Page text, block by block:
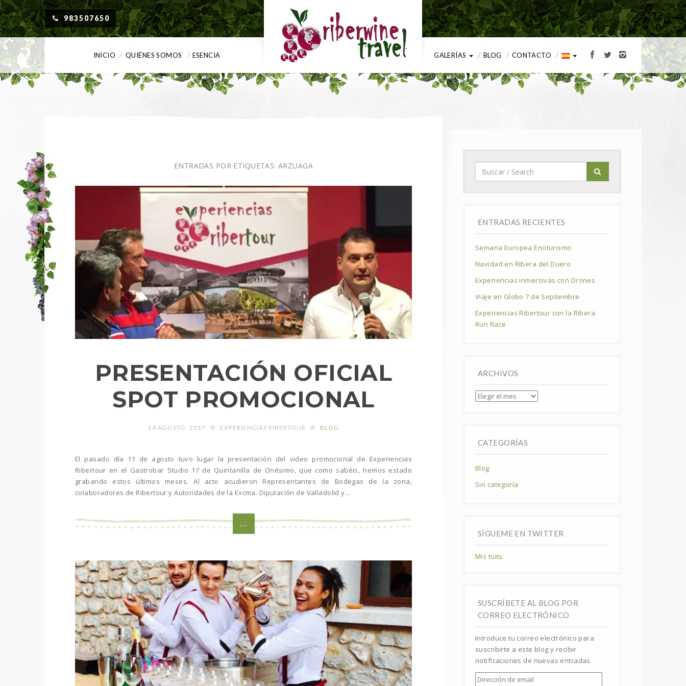
983507650
INICIO QUIÉNES SOMOS ESENCIA GALERÍAS BLOG CONTACTO
ENTRADAS POR ETIQUETAS: ARZUAGA
PRESENTACIÓN OFICIAL
SPOT PROMOCIONAL
24 AGOSTO, 2017 EXPERIENCIAS RIBERTOUR BLOG
El pasado día 11 de agosto tuvo lugar la presentación del video promocional de Experiencias
Ribertour en el Gastrobar Studio 17 de Quintanilla de Onésimo, que como sabéis, hemos estado
grabando estos últimos meses. Al acto acudieron Representantes de Bodegas de la zona,
colaboradores de Ribertour y Autoridades de la Excma. Diputación de Valladolid y…
...
ENTRADAS RECIENTES
Semana Europea Enoturismo
Navidad en Ribera del Duero
Experiencias inmersivas con Drones
Viaje en Globo 7 de Septiembre
Experiencias Ribertour con la Ribera
Run Race
ARCHIVOS
Archivos
CATEGORÍAS
Blog
Sin categoría
SÍGUEME EN TWITTER
Mis tuits
SUSCRÍBETE AL BLOG POR
CORREO ELECTRÓNICO
Introduce tu correo electrónico para
suscribirte a este blog y recibir
notificaciones de nuevas entradas.
Dirección